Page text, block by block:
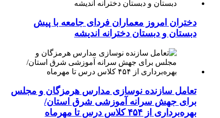
دختران امروز معماران فردای جامعه با پیش
دبستان و دبستان دخترانه اندیشه
تعامل سازنده نوسازی مدارس هرمزگان و مجلس
برای جهش سرانه آموزشی شرق استان/
بهره‌برداری از ۴۵۴ کلاس درس تا مهرماه